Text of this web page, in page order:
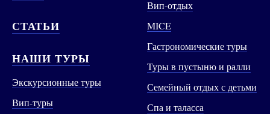
СТАТЬИ
НАШИ ТУРЫ
Экскурсионные туры
Вип-туры
Вип-отдых
MICE
Гастрономические туры
Туры в пустыню и ралли
Семейный отдых с детьми
Спа и таласса